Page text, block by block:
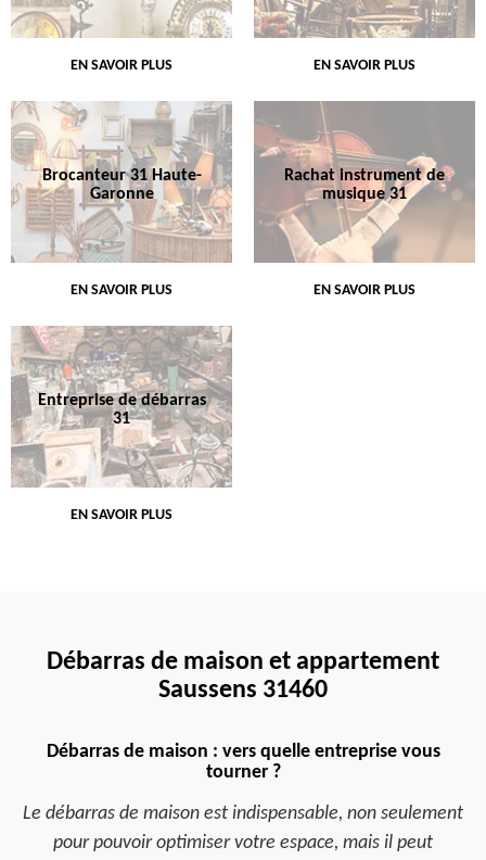
EN SAVOIR PLUS EN SAVOIR PLUS
Brocanteur 31 Haute-
Garonne
EN SAVOIR PLUS
Rachat instrument de
musique 31
EN SAVOIR PLUS
Entreprise de débarras
31
EN SAVOIR PLUS
Débarras de maison et appartement
Saussens 31460
Débarras de maison : vers quelle entreprise vous
tourner ?
Le débarras de maison est indispensable, non seulement
pour pouvoir optimiser votre espace, mais il peut